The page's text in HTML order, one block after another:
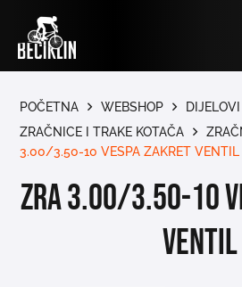
POČETNA WEBSHOP
DIJELOVI
ZRAČNICE I TRAKE KOTAČA
3.00/3.50-10 VESPA ZAKRET VENTIL
ZRA 3.00/3.50-10
VENTIL